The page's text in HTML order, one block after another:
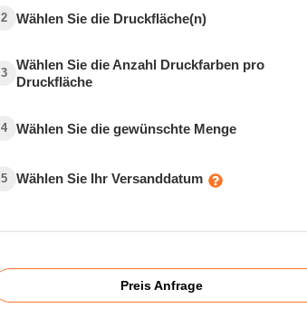
2 Wählen Sie die Druckfläche(n)
3
Wählen Sie die Anzahl Druckfarben pro
Druckfläche
4 Wählen Sie die gewünschte Menge
5 Wählen Sie Ihr Versanddatum
Preis Anfrage